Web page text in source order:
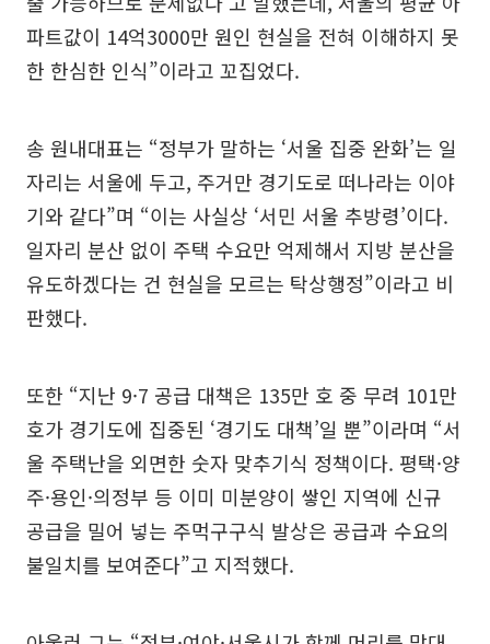
파트값이 14억3000만 원인 현실을 전혀 이해하지 못
한 한심한 인식”이라고 꼬집었다.
송 원내대표는 “정부가 말하는 ‘서울 집중 완화’는 일
자리는 서울에 두고, 주거만 경기도로 떠나라는 이야
기와 같다”며 “이는 사실상 ‘서민 서울 추방령’이다.
일자리 분산 없이 주택 수요만 억제해서 지방 분산을
유도하겠다는 건 현실을 모르는 탁상행정”이라고 비
판했다.
또한 “지난 9·7 공급 대책은 135만 호 중 무려 101만
호가 경기도에 집중된 ‘경기도 대책’일 뿐”이라며 “서
울 주택난을 외면한 숫자 맞추기식 정책이다. 평택·양
주·용인·의정부 등 이미 미분양이 쌓인 지역에 신규
공급을 밀어 넣는 주먹구구식 발상은 공급과 수요의
불일치를 보여준다”고 지적했다.